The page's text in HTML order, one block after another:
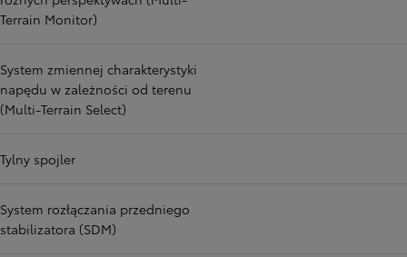
Terrain Monitor)
System zmiennej charakterystyki
napędu w zależności od terenu
(Multi-Terrain Select)
Tylny spojler
System rozłączania przedniego
stabilizatora (SDM)